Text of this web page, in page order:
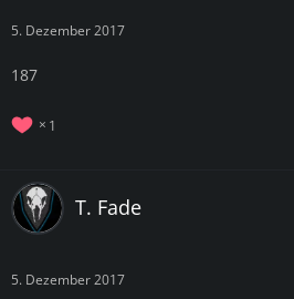
5. Dezember 2017
187
1
T. Fade
5. Dezember 2017